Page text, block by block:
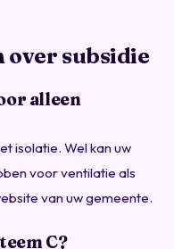
over subsidie
alleen
isolatie. Wel kan uw
voor ventilatie als
van uw gemeente.
C?